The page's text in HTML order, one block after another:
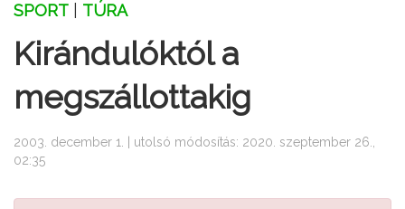
SPORT TÚRA
Kirándulóktól a
megszállottakig
2003. december 1. | utolsó módosítás: 2020. szeptember 26.,
02:35